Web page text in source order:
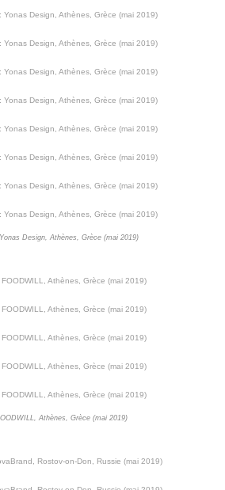
Design, Athènes, Grèce (mai 2019)
Athènes, Grèce (mai 2019)